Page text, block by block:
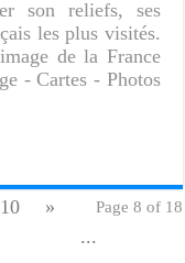
son reliefs, ses
les plus visités.
de la France
- Cartes - Photos
Page 8 of 18
10
»
...